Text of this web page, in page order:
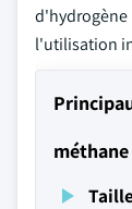
l'utilisation